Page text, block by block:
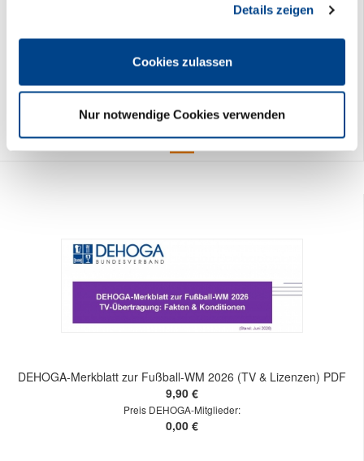
Cookies, wenn Sie unsere Webseite weiterhin nutzen.
Details zeigen
Cookies zulassen
Nur notwendige Cookies verwenden
DEHOGA Praxis-Leitfaden Honig, Marmelade Fruchtsäfte & Co.
24,90 €
Preis DEHOGA-Mitglieder:
DEHOGA-Merkblatt zur Fußball-WM 2026 (TV & Lizenzen) PDF
9,90 €
Preis DEHOGA-Mitglieder:
0,00 €